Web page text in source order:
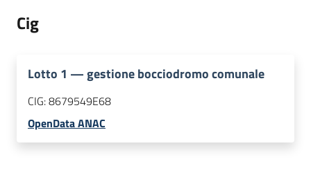
Cig
Lotto 1 —gestione bocciodromo comunale
CIG:8679549E68
OpenData ANAC